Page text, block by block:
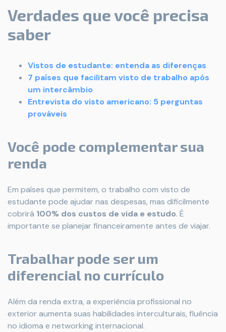
Verdades que você precisa
saber
Vistos de estudante: entenda as diferenças
7 países que facilitam visto de trabalho após
um intercâmbio
Entrevista do visto americano: 5 perguntas
prováveis
Você pode complementar sua
renda
Em países que permitem, o trabalho com visto de
estudante pode ajudar nas despesas, mas dificilmente
cobrirá 100% dos custos de vida e estudo. É
importante se planejar financeiramente antes de viajar.
Trabalhar pode ser um
diferencial no currículo
Além da renda extra, a experiência profissional no
exterior aumenta suas habilidades interculturais, fluência
no idioma e networking internacional.